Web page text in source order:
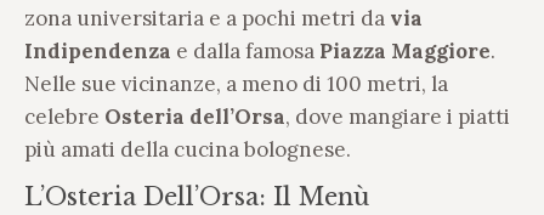
zona universitaria e a pochi metri da via
Indipendenza e dalla famosa Piazza Maggiore.
Nelle sue vicinanze, a meno di 100 metri, la
celebre Osteria dell’Orsa, dove mangiare i piatti
più amati della cucina bolognese.
L’Osteria Dell’Orsa: Il Menù